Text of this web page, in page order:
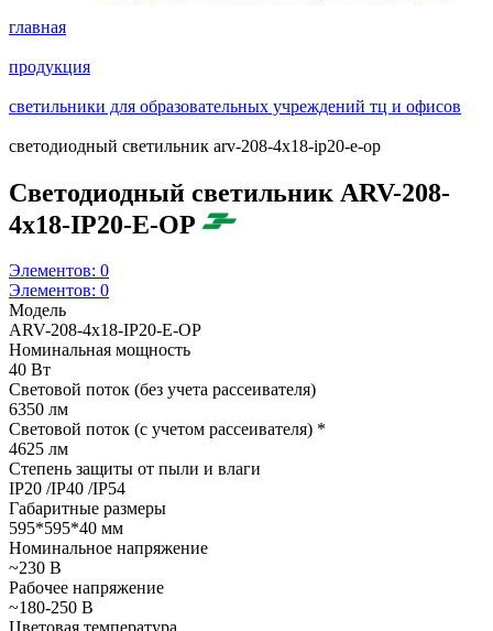
главная
продукция
светильники для образовательных учреждений тц и офисов
светодиодный светильник arv-208-4x18-ip20-e-op
Светодиодный светильник ARV-208-
4x18-IP20-E-OP
Элементов: 0
Элементов: 0
Модель
ARV-208-4x18-IP20-E-OP
Номинальная мощность
40 Вт
Световой поток (без учета рассеивателя)
6350 лм
Световой поток (с учетом рассеивателя) *
4625 лм
Степень защиты от пыли и влаги
IP20 /IP40 /IP54
Габаритные размеры
595*595*40 мм
Номинальное напряжение
~230 В
Рабочее напряжение
~180-250 В